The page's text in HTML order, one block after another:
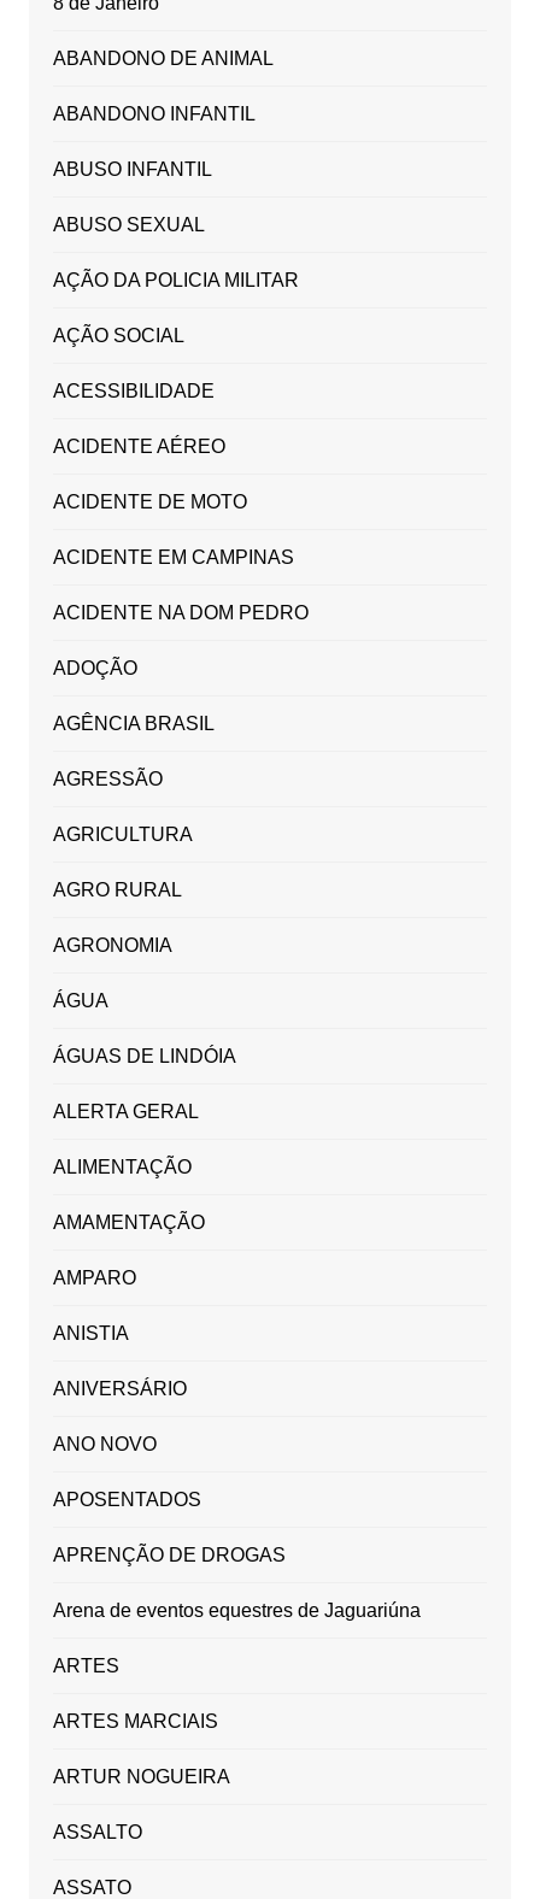
ABANDONO DE ANIMAL
ABANDONO INFANTIL
ABUSO INFANTIL
ABUSO SEXUAL
AÇÃO DA POLICIA MILITAR
AÇÃO SOCIAL
ACESSIBILIDADE
ACIDENTE AÉREO
ACIDENTE DE MOTO
ACIDENTE EM CAMPINAS
ACIDENTE NA DOM PEDRO
ADOÇÃO
AGÊNCIA BRASIL
AGRESSÃO
AGRICULTURA
AGRO RURAL
AGRONOMIA
ÁGUA
ÁGUAS DE LINDÓIA
ALERTA GERAL
ALIMENTAÇÃO
AMAMENTAÇÃO
AMPARO
ANISTIA
ANIVERSÁRIO
ANO NOVO
APOSENTADOS
APRENÇÃO DE DROGAS
Arena de eventos equestres de Jaguariúna
ARTES
ARTES MARCIAIS
ARTUR NOGUEIRA
ASSALTO
ASSATO